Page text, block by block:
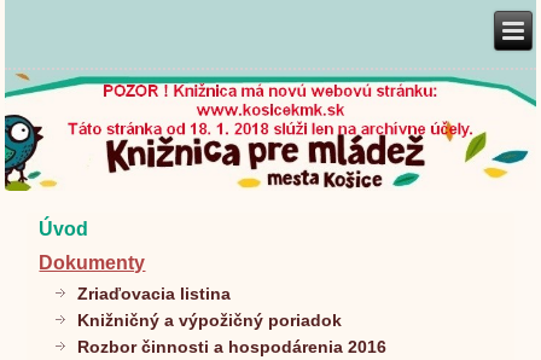
Úvod
Dokumenty
Zriaďovacia listina
Knižničný a výpožičný poriadok
Rozbor činnosti a hospodárenia 2016